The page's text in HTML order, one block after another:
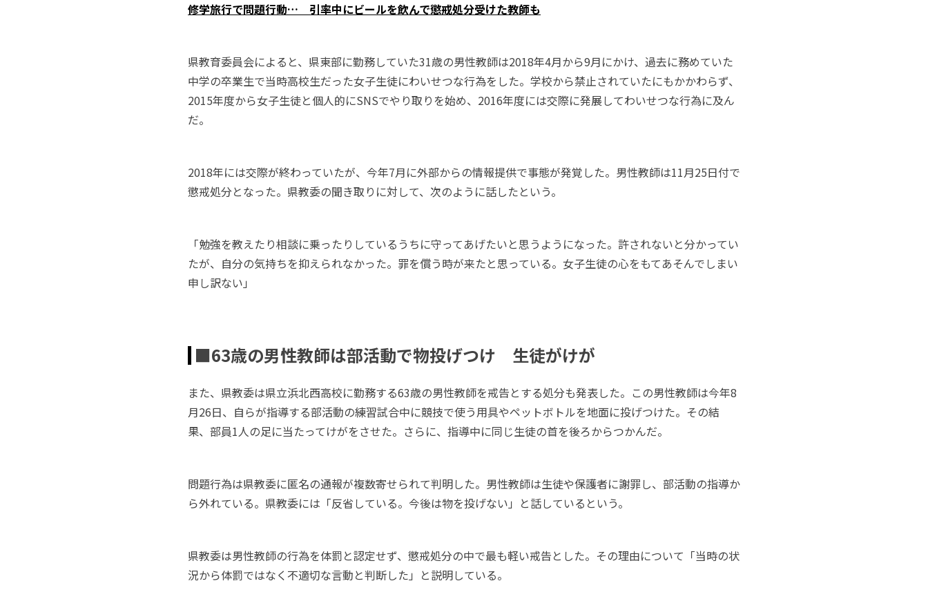
修学旅行で問題行動… 引率中にビールを飲んで懲戒処分受けた教師も
県教育委員会によると、県東部に勤務していた31歳の男性教師は2018年4月から9月にかけ、過去に務めていた
中学の卒業生で当時高校生だった女子生徒にわいせつな行為をした。学校から禁止されていたにもかかわらず、
2015年度から女子生徒と個人的にSNSでやり取りを始め、2016年度には交際に発展してわいせつな行為に及ん
だ。
2018年には交際が終わっていたが、今年7月に外部からの情報提供で事態が発覚した。男性教師は11月25日付で
懲戒処分となった。県教委の聞き取りに対して、次のように話したという。
「勉強を教えたり相談に乗ったりしているうちに守ってあげたいと思うようになった。許されないと分かってい
たが、自分の気持ちを抑えられなかった。罪を償う時が来たと思っている。女子生徒の心をもてあそんでしまい
申し訳ない」
■63歳の男性教師は部活動で物投げつけ 生徒がけが
また、県教委は県立浜北西高校に勤務する63歳の男性教師を戒告とする処分も発表した。この男性教師は今年8
月26日、自らが指導する部活動の練習試合中に競技で使う用具やペットボトルを地面に投げつけた。その結
果、部員1人の足に当たってけがをさせた。さらに、指導中に同じ生徒の首を後ろからつかんだ。
問題行為は県教委に匿名の通報が複数寄せられて判明した。男性教師は生徒や保護者に謝罪し、部活動の指導か
ら外れている。県教委には「反省している。今後は物を投げない」と話しているという。
県教委は男性教師の行為を体罰と認定せず、懲戒処分の中で最も軽い戒告とした。その理由について「当時の状
況から体罰ではなく不適切な言動と判断した」と説明している。